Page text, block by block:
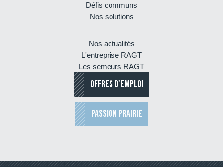
Défis communs
Nos solutions
Nos actualités
L'entreprise RAGT
Les semeurs RAGT
OFFRES D'EMPLOI
PASSION PRAIRIE